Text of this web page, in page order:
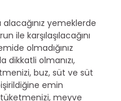
yemeklerde
ile karşılaşılacağını
olmadığınız
olmanızı,
buz, süt ve süt
emin
meyve